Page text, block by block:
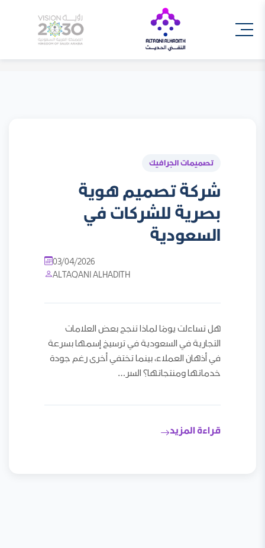
تصميمات الجرافيك
شركة تصميم هوية
بصرية للشركات في
السعودية
03/04/2026
ALTAQANI ALHADITH
هل تساءلت يومًا لماذا تنجح بعض العلامات
التجارية في السعودية في ترسيخ إسمها بسرعة
في أذهان العملاء، بينما تختفي أخرى رغم جودة
خدماتها ومنتجاتها؟ السر…
قراءة المزيد